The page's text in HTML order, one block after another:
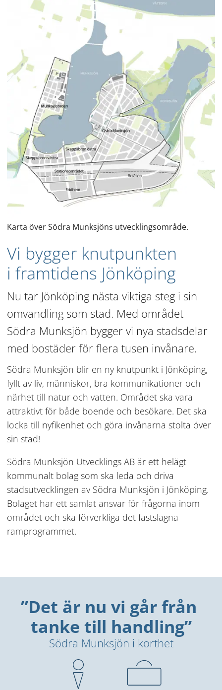
Karta över Södra Munksjöns utvecklingsområde.
Vi bygger knutpunkten
i framtidens Jönköping
Nu tar Jönköping nästa viktiga steg i sin
omvandling som stad. Med området
Södra Munksjön bygger vi nya stadsdelar
med bostäder för flera tusen invånare.
Södra Munksjön blir en ny knutpunkt i Jönköping,
fyllt av liv, människor, bra kommunikationer och
närhet till natur och vatten. Området ska vara
attraktivt för både boende och besökare. Det ska
locka till nyfikenhet och göra invånarna stolta över
sin stad!
Södra Munksjön Utvecklings AB är ett helägt
kommunalt bolag som ska leda och driva
stadsutvecklingen av Södra Munksjön i Jönköping.
Bolaget har ett samlat ansvar för frågorna inom
området och ska förverkliga det fastslagna
ramprogrammet.
”Det är nu vi går från
tanke till handling”
Södra Munksjön i korthet